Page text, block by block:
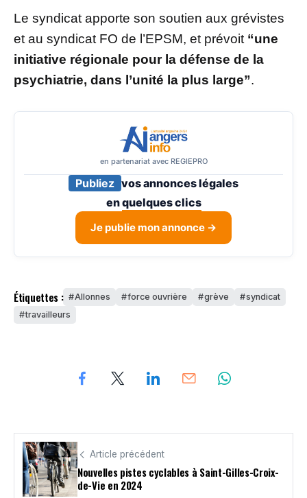
Le syndicat apporte son soutien aux grévistes
et au syndicat FO de l’EPSM, et prévoit “une
initiative régionale pour la défense de la
psychiatrie, dans l’unité la plus large”.
en partenariat avec REGIEPRO
Publiez vos annonces légales
enquelques clics
Je publie mon annonce →
Étiquettes : Allonnes force ouvrière grève
syndicat
travailleurs
Article précédent
Nouvelles pistes cyclables à Saint-Gilles-Croix-
de-Vie en 2024